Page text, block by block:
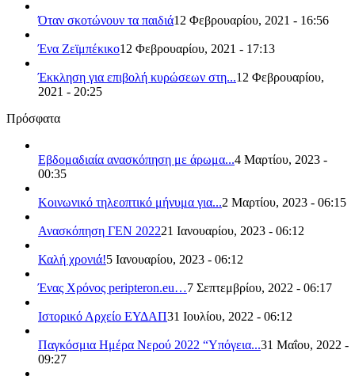
Όταν σκοτώνουν τα παιδιά12 Φεβρουαρίου, 2021 - 16:56
Ένα Ζεϊμπέκικο12 Φεβρουαρίου, 2021 - 17:13
Έκκληση για επιβολή κυρώσεων στη...12 Φεβρουαρίου,
2021 - 20:25
Πρόσφατα
Εβδομαδιαία ανασκόπηση με άρωμα...4 Μαρτίου, 2023 -
00:35
Κοινωνικό τηλεοπτικό μήνυμα για...2 Μαρτίου, 2023 - 06:15
Ανασκόπηση ΓΕΝ 202221 Ιανουαρίου, 2023 - 06:12
Καλή χρονιά!5 Ιανουαρίου, 2023 - 06:12
Ένας Χρόνος peripteron.eu…7 Σεπτεμβρίου, 2022 - 06:17
Ιστορικό Αρχείο ΕΥΔΑΠ31 Ιουλίου, 2022 - 06:12
Παγκόσμια Ημέρα Νερού 2022 “Υπόγεια...31 Μαΐου, 2022 -
09:27